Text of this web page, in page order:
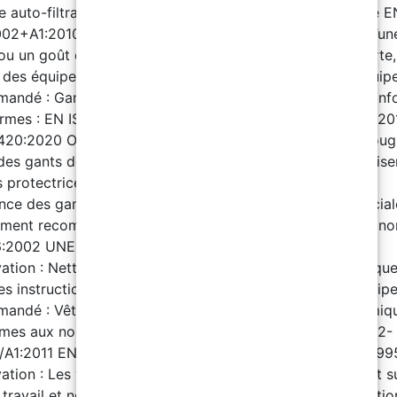
auto-filtrant pour gaz et vapeurs, conforme à la norme
Observation : Remplacer le masque dès
un goût est détecté. En cas d’absence de signal d’alerte,
équipements isolants. C. Protection des mains :
: Gants non jetables pour protection chimique,
: EN ISO 374-1:2016+A1:2018 EN 16523-
Observation : Le temps de passage
gants doit dépasser la durée d’utilisation. Ne pas
protectrices après un contact avec le produit. Tester la
des gants avant emploi. D. Protection oculaire et
recommandé : Écran facial complet conforme aux
UNE-EN ISO 18526-1 à 4:2020 EN ISO 4007:2018
: Nettoyer quotidiennement et désinfecter
instructions du fabricant. E. Protection du corps :
: Vêtements de protection contre les risques
aux normes : EN 13034:2005+A1:2009 EN ISO 13982-
EN ISO 6529:2013 EN ISO 6530:2005 EN
: Les vêtements doivent être utilisés exclusivement